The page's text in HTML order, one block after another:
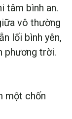
tâm bình an.
vô thường
lối bình yên,
phương trời.
một chốn